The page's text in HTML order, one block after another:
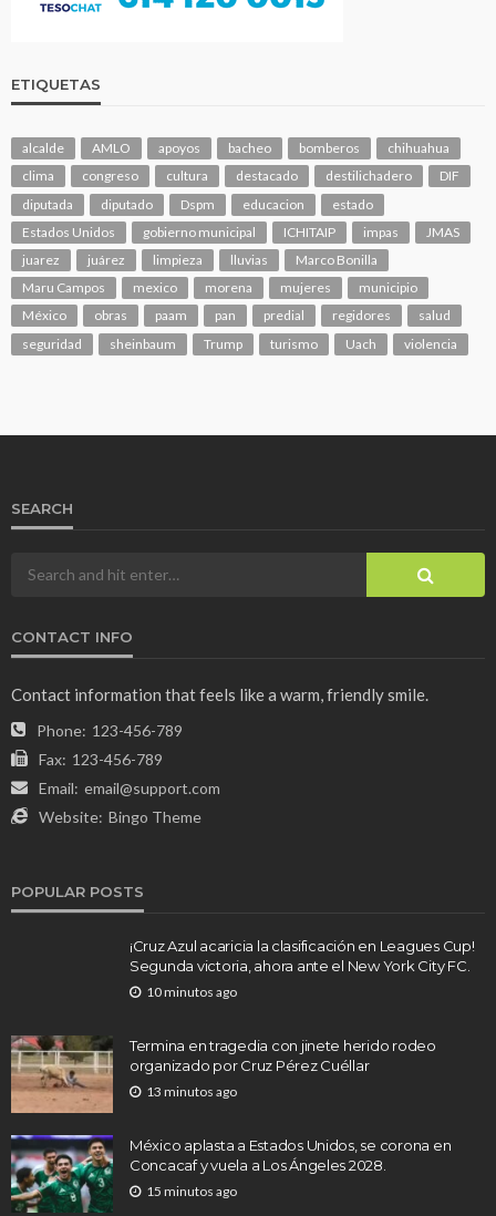
ETIQUETAS
alcalde AMLO apoyos bacheo bomberos
chihuahua
clima
congreso cultura destacado destilichadero
DIF
diputada
diputado Dspm educacion
estado
Estados Unidos
gobierno municipal ICHITAIP impas
JMAS
juarez
juárez limpieza lluvias
Marco Bonilla
Maru Campos
mexico morena mujeres
municipio
México
obras paam pan predial regidores
salud
seguridad
sheinbaum Trump turismo Uach violencia
SEARCH
CONTACT INFO
Contact information that feels like a warm, friendly smile.
Phone: 123-456-789
Fax: 123-456-789
Email: email@support.com
Website: Bingo Theme
POPULAR POSTS
¡Cruz Azul acaricia la clasificación en Leagues Cup!
Segunda victoria, ahora ante el New York City FC.
10 minutos ago
Termina en tragedia con jinete herido rodeo
organizado por Cruz Pérez Cuéllar
13 minutos ago
México aplasta a Estados Unidos, se corona en
Concacaf y vuela a Los Ángeles 2028.
15 minutos ago